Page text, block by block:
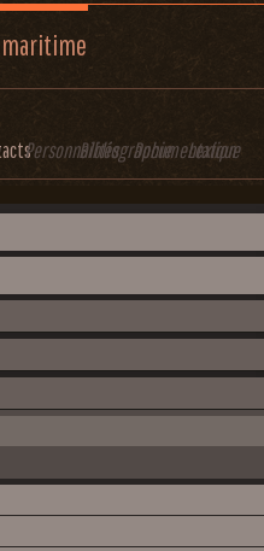
PersonnalitésBibliographieDocumentation
Lexique